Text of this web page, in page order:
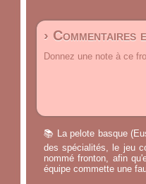
›
Donnez une note à ce
📚 La pelote basque
des spécialités, le jeu
nommé fronton, afin
équipe commette une